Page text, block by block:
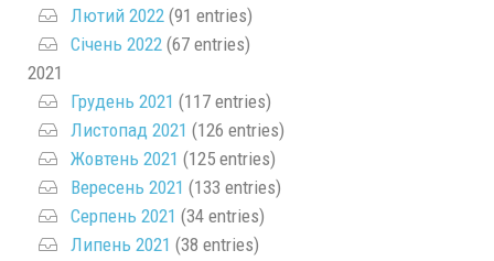
Лютий 2022 (91 entries)
Січень 2022 (67 entries)
2021
Грудень 2021 (117 entries)
Листопад 2021 (126 entries)
Жовтень 2021 (125 entries)
Вересень 2021 (133 entries)
Серпень 2021 (34 entries)
Липень 2021 (38 entries)